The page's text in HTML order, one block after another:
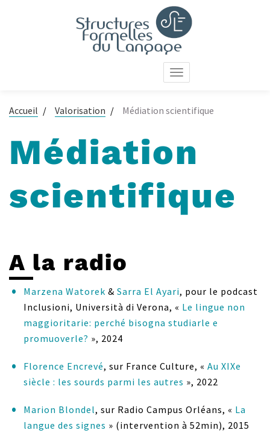
Toggle
Accueil
Valorisation Médiation scientifique
Médiation
scientifique
A la radio
Marzena Watorek & Sarra El Ayari, pour le podcast
Inclusioni, Università di Verona, « Le lingue non
maggioritarie: perché bisogna studiarle e
promuoverle? », 2024
Florence Encrevé, sur France Culture, « Au XIXe
siècle : les sourds parmi les autres », 2022
Marion Blondel, sur Radio Campus Orléans, « La
langue des signes » (intervention à 52min), 2015